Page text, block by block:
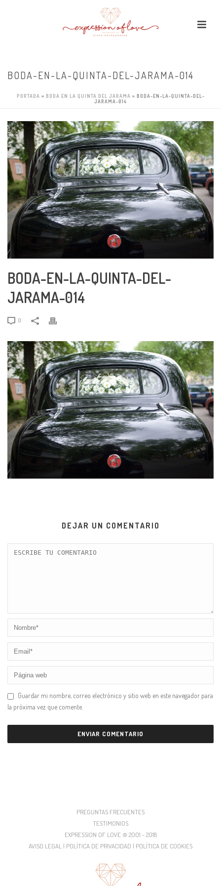
BODA-EN-LA-QUINTA-DEL-JARAMA-014
PORTADA » BODA EN LA QUINTA DEL JARAMA » BODA-EN-LA-QUINTA-DEL-
JARAMA-014
BODA-EN-LA-QUINTA-DEL-
JARAMA-014
0
DEJAR UN COMENTARIO
Guardar mi nombre, correo electrónico y sitio web en este navegador para
la próxima vez que comente.
PREGUNTAS FRECUENTES
TESTIMONIOS
EXPRESSION OF LOVE © 2001 - 2018
AVISO LEGAL | POLÍTICA DE PRIVACIDAD | POLÍTICA DE COOKIES